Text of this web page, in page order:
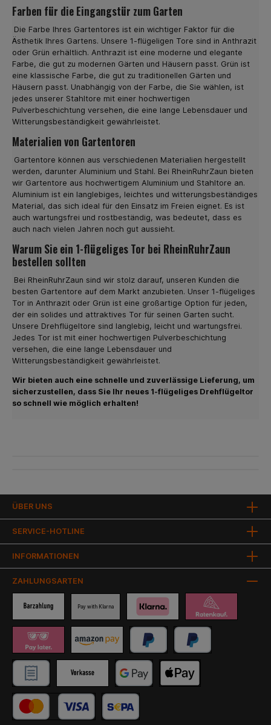
Doppelstabmatten in Grün oder Anthrazit eignen sich
sowohl für private als auch gewerbliche Grundstücke
sowie Industriebetrieben. Die massive Ausführung
hinterlässt einen soliden Eindruck und verschafft Ihnen
die gewünschte Sicherheit. Zaunmatten in Profi-Qualität
günstig online kaufen Im Industrie- und Gewerbebereich
werden meist stärkere Zaunmatten benötigt. Hier bietet
wir geschweißte Zaunmatten in Profi Qualität an, die
nach der Norm EN 10223-7 gefertigt sind und aus
feuerverzinkten Drähten bestehen. Diese Modelle
haben eine Stabstärke von 2 x 8 mm waagerecht und
senkrecht von 6 mm. Die Maschenweite dieser
Zaunmatten in Anthrazit betragen ebenfalls 5 x 20 cm mit
einer Zaunfeldlänge von 251 cm.Die flexiblen
Einsatzmöglichkeiten und hochwertige Qualität machen
diese Doppelstabmatten zu einem der Bestseller in
unserem Online Shop für Zäune und Komplett-Sets.
Entscheiden Sie sich heute für einen hochwertigen
Doppelstabmattenzaun
Farben für die Eingangstür zum Garten
Die Farbe Ihres Gartentores ist ein wichtiger Faktor für die
Ästhetik Ihres Gartens. Unsere 1-flügeligen Tore sind in Anthrazit
oder Grün erhältlich. Anthrazit ist eine moderne und elegante
Farbe, die gut zu modernen Gärten und Häusern passt. Grün ist
eine klassische Farbe, die gut zu traditionellen Gärten und
Häusern passt. Unabhängig von der Farbe, die Sie wählen, ist
jedes unserer Stahltore mit einer hochwertigen
Pulverbeschichtung versehen, die eine lange Lebensdauer und
Witterungsbeständigkeit gewährleistet.
Materialien von Gartentoren
Gartentore können aus verschiedenen Materialien hergestellt
werden, darunter Aluminium und Stahl. Bei RheinRuhrZaun bieten
wir Gartentore aus hochwertigem Aluminium und Stahltore an.
Aluminium ist ein langlebiges, leichtes und witterungsbeständiges
Material, das sich ideal für den Einsatz im Freien eignet. Es ist
auch wartungsfrei und rostbeständig, was bedeutet, dass es
auch nach vielen Jahren noch gut aussieht.
Warum Sie ein 1-flügeliges Tor bei RheinRuhrZaun
bestellen sollten
Bei RheinRuhrZaun sind wir stolz darauf, unseren Kunden die
besten Gartentore auf dem Markt anzubieten. Unser 1-flügeliges
Tor in Anthrazit oder Grün ist eine großartige Option für jeden,
der ein solides und attraktives Tor für seinen Garten sucht.
Unsere Drehflügeltore sind langlebig, leicht und wartungsfrei.
Jedes Tor ist mit einer hochwertigen Pulverbeschichtung
versehen, die eine lange Lebensdauer und
Witterungsbeständigkeit gewährleistet.
Wir bieten auch eine schnelle und zuverlässige Lieferung, um
sicherzustellen, dass Sie Ihr neues 1-flügeliges Drehflügeltor
so schnell wie möglich erhalten!
ÜBER UNS
INFORMATIONEN
SERVICE-HOTLINE
ZAHLUNGSARTEN
Pay with Klarna